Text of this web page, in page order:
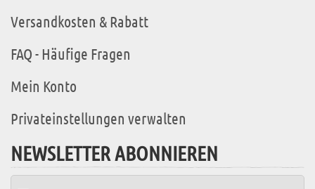
Versandkosten & Rabatt
FAQ - Häufige Fragen
Mein Konto
Privateinstellungen verwalten
NEWSLETTER ABONNIEREN